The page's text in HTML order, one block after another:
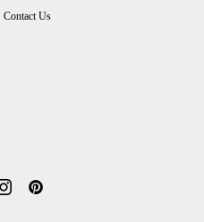
Contact Us